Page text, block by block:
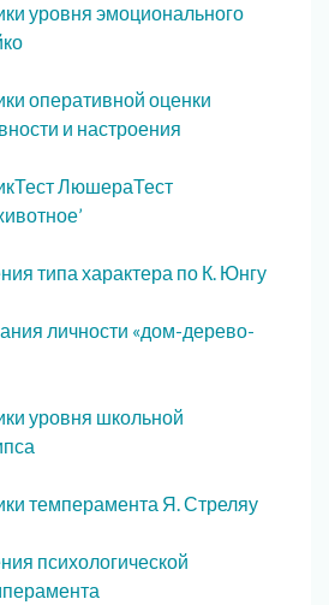
уровня эмоционального
оперативной оценки
и настроения
Тест ЛюшераТест
типа характера по К. Юнгу
личности «дом-дерево-
уровня школьной
темперамента Я. Стреляу
психологической